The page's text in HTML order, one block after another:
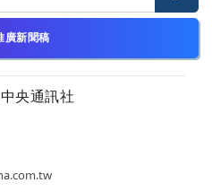
廣新聞稿
央通訊社